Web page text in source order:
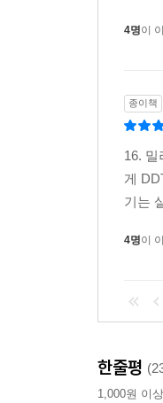
계속되었
3. 죽음의
동물실
4. 지표수
4명이
종이책
16.
게
기는
4명이
한줄평
1,000원 이